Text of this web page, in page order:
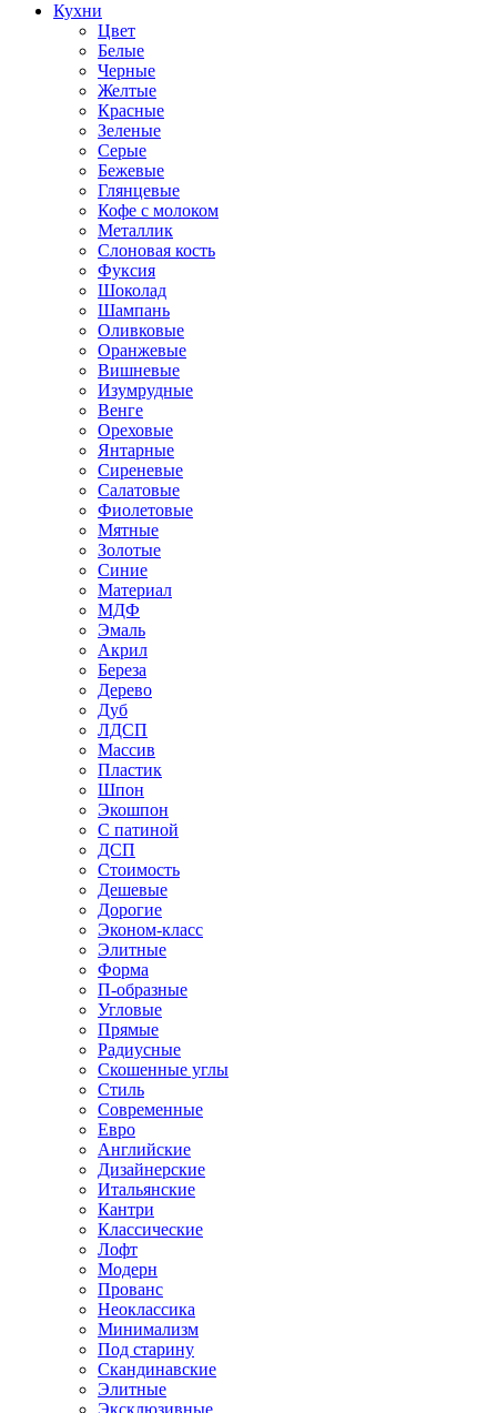
Кухни
Цвет
Белые
Черные
Желтые
Красные
Зеленые
Серые
Бежевые
Глянцевые
Кофе с молоком
Металлик
Слоновая кость
Фуксия
Шоколад
Шампань
Оливковые
Оранжевые
Вишневые
Изумрудные
Венге
Ореховые
Янтарные
Сиреневые
Салатовые
Фиолетовые
Мятные
Золотые
Синие
Материал
МДФ
Эмаль
Акрил
Береза
Дерево
Дуб
ЛДСП
Массив
Пластик
Шпон
Экошпон
С патиной
ДСП
Стоимость
Дешевые
Дорогие
Эконом-класс
Элитные
Форма
П-образные
Угловые
Прямые
Радиусные
Скошенные углы
Стиль
Современные
Евро
Английские
Дизайнерские
Итальянские
Кантри
Классические
Лофт
Модерн
Прованс
Неоклассика
Минимализм
Под старину
Скандинавские
Элитные
Эксклюзивные